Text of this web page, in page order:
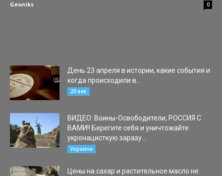
Geoniks - 0
День 23 апреля в истории, какие события и
когда происходили в...
20 век
ВИДЕО: Воины-Освободители, РОССИЯ С
ВАМИ!! Берегите себя и уничтожайте
укронацисткую заразу...
Украина
Цены на сахар и растительное масло не